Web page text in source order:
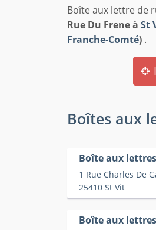
Boîte aux lettre de
Rue Du Frene à St
Franche-Comté) .
Boîtes aux
Boîte aux lettres
1 Rue Charles De
25410 St Vit
Boîte aux lettres